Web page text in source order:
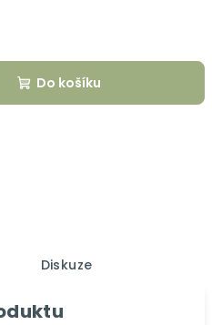
Do košíku
Diskuze